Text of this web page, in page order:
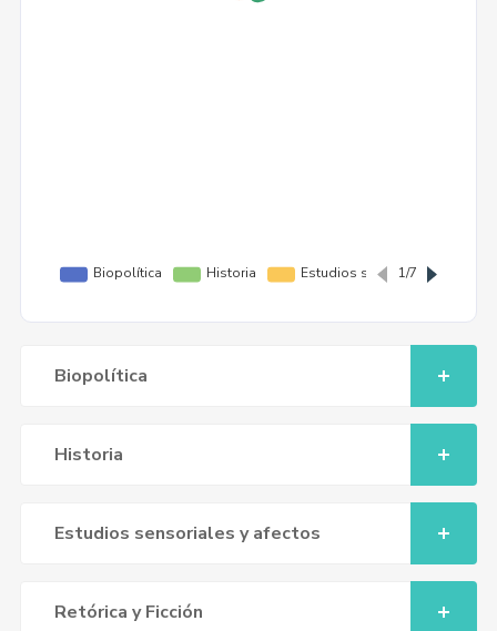
Biopolítica
Historia
Estudios sensoriales y afectos
Retórica y Ficción